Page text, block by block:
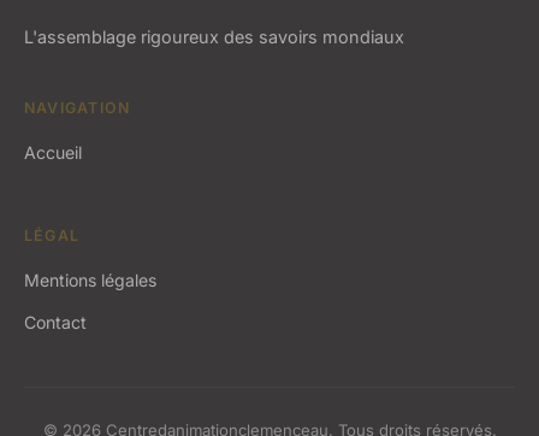
L'assemblage rigoureux des savoirs mondiaux
NAVIGATION
Accueil
LÉGAL
Mentions légales
Contact
© 2026 Centredanimationclemenceau. Tous droits réservés.